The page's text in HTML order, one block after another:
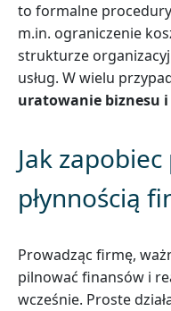
to formalne
m.in. ograniczenie
strukturze
usług. W wielu
uratowanie biznesu
Jak
płynnością
Prowadząc firmę,
pilnować finansów i
wcześnie. Proste